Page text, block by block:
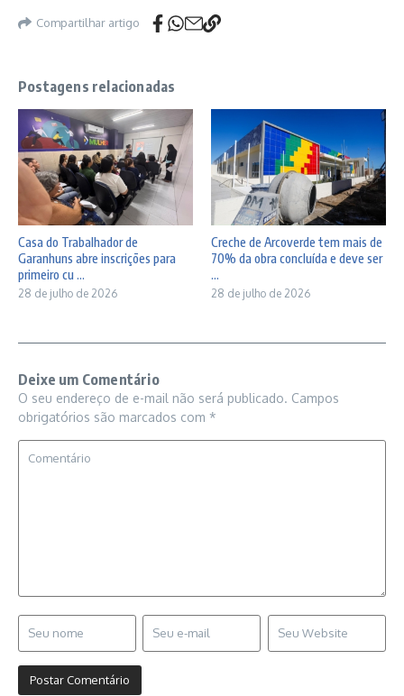
Compartilhar artigo
Postagens relacionadas
Casa do Trabalhador de
Garanhuns abre inscrições para
primeiro cu ...
28 de julho de 2026
Creche de Arcoverde tem mais de
70% da obra concluída e deve ser
...
28 de julho de 2026
Deixe um Comentário
O seu endereço de e-mail não será publicado. Campos
obrigatórios são marcados com *